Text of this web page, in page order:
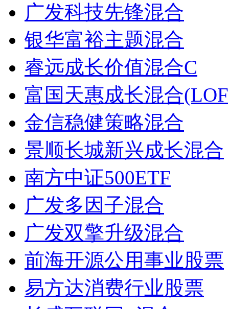
广发科技先锋混合
银华富裕主题混合
睿远成长价值混合C
富国天惠成长混合
金信稳健策略混合
景顺长城新兴成长混合
南方中证500ETF
广发多因子混合
广发双擎升级混合
前海开源公用事业股票
易方达消费行业股票